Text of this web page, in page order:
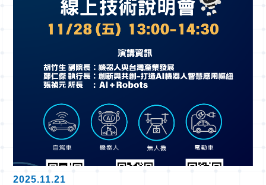
2025.11.21